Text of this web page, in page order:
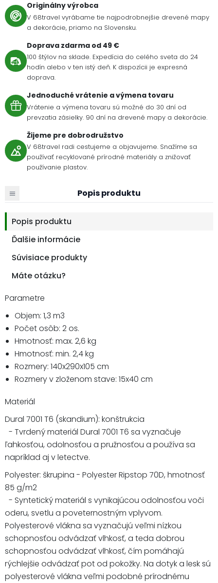
Originálny výrobca
V 68travel vyrábame tie najpodrobnejšie drevené mapy
a dekorácie, priamo na Slovensku.
Doprava zdarma od 49 €
100 štýlov na sklade. Expedícia do celého sveta do 24
hodín alebo v ten istý deň. K dispozícii je expresná
doprava.
Jednoduché vrátenie a výmena tovaru
Vrátenie a výmena tovaru sú možné do 30 dní od
prevzatia zásielky. 90 dní na drevené mapy a dekorácie.
Žijeme pre dobrodružstvo
V 68travel radi cestujeme a objavujeme. Snažíme sa
používať recyklované prírodné materiály a znižovať
používanie plastov.
Popis produktu
Popis produktu
Ďalšie informácie
Súvisiace produkty
Máte otázku?
Parametre
Objem: 1,3 m3
Počet osôb: 2 os.
Hmotnosť: max. 2,6 kg
Hmotnosť: min. 2,4 kg
Rozmery: 140x290x105 cm
Rozmery v zloženom stave: 15x40 cm
Materiál
Dural 7001 T6 (skandium): konštrukcia
- Tvrdený materiál Dural 7001 T6 sa vyznačuje
ľahkosťou, odolnosťou a pružnosťou a používa sa
napríklad aj v letectve.
Polyester: škrupina - Polyester Ripstop 70D, hmotnosť
85 g/m2
- Syntetický materiál s vynikajúcou odolnosťou voči
oderu, svetlu a poveternostným vplyvom.
Polyesterové vlákna sa vyznačujú veľmi nízkou
schopnosťou odvádzať vlhkosť, a teda dobrou
schopnosťou odvádzať vlhkosť, čím pomáhajú
rýchlejšie odvádzať pot od pokožky. Na dotyk a lesk sú
polyesterové vlákna veľmi podobné prírodnému